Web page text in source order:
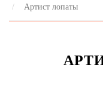
Артист лопаты